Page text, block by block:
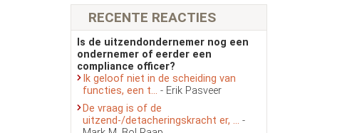
RECENTE REACTIES
Is de uitzendondernemer nog een
ondernemer of eerder een
compliance officer?
Ik geloof niet in de scheiding van
functies, een t... - Erik Pasveer
De vraag is of de
uitzend-/detacheringskracht er, ... -